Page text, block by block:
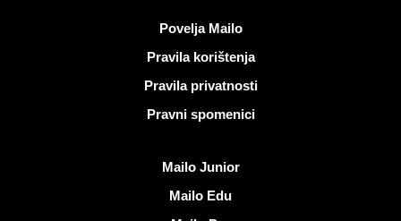
Povelja Mailo
Pravila korištenja
Pravila privatnosti
Pravni spomenici
Mailo Junior
Mailo Edu